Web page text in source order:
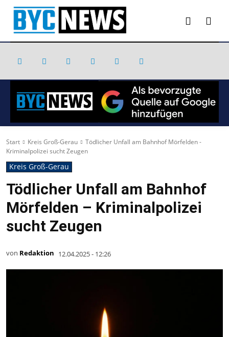
Start Kreis Groß-Gerau
Tödlicher Unfall am Bahnhof Mörfelden -
Kriminalpolizei sucht Zeugen
Kreis Groß-Gerau
Tödlicher Unfall am Bahnhof
Mörfelden – Kriminalpolizei
sucht Zeugen
von Redaktion 12.04.2025 - 12:26